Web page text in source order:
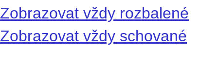
Zobrazovat vždy rozbalené
Zobrazovat vždy schované